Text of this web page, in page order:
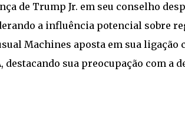
de Trump Jr. em seu conselho
a influência potencial sobre
Machines aposta em sua
destacando sua preocupação com a